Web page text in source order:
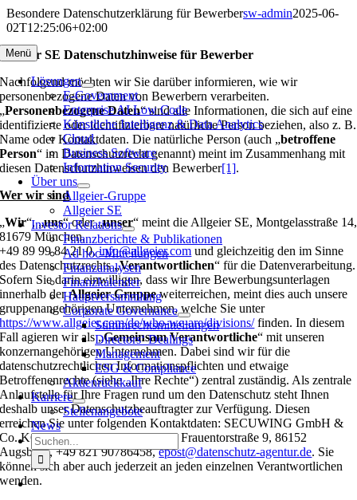
Zum
Inhalt
Menü
Lösungen
E-Government
Enterprise AI Low Code
Künstliche Intelligenz & Data Analytics
Cloud
Business Software
Information Security
Über uns
Allgeier-Gruppe
Allgeier SE
Investor Relations
Finanzberichte & Publikationen
Ad hoc-Mitteilungen
Finanzanalysen
Finanzkalender
Hauptversammlung
Corporate Governance
Stimmrechtsmitteilungen
Directors‘ Dealings
Management
ESG & Compliance
Aktienrückkauf
Karriere
Stellenangebote
News
Suche
nach:
Besondere Datenschutzerklärung für Bewerbersw-admin2025-06-
02T12:25:06+02:00
Allgeier SE Datenschutzhinweise für Bewerber
Nachfolgend möchten wir Sie darüber informieren, wie wir
personenbezogene Daten von Bewerbern verarbeiten.
„Personenbezogene Daten“ sind alle Informationen, die sich auf eine
identifizierte oder identifizierbare natürliche Person beziehen, also z. B.
Name oder Kontaktdaten. Die natürliche Person (auch „betroffene
Person“ im Datenschutzrecht genannt) meint im Zusammenhang mit
diesen Datenschutzhinweisen den Bewerber[1].
Wer wir sind
„Wir“, „uns“ oder „unser“ meint die Allgeier SE, Montgelasstraße 14,
81679 München,
+49 89 99 84 21 0,info@allgeier.com und gleichzeitig den im Sinne
des Datenschutzrechts „Verantwortlichen“ für die Datenverarbeitung.
Sofern Sie darin einwilligen, dass wir Ihre Bewerbungsunterlagen
innerhalb derAllgeier Gruppeweiterreichen, meint dies auch unsere
gruppenangehörigen Unternehmen, welche Sie unter
https://www.allgeier.com/de/who-we-are/divisions/finden. In diesem
Fall agieren wir als „Gemeinsam Verantwortliche“ mit unseren
konzernangehörigen Unternehmen. Dabei sind wir für die
datenschutzrechtlichen Informationspflichten und etwaige
Betroffenenrechte (siehe „Ihre Rechte“) zentral zuständig. Als zentrale
Anlaufstelle für Ihre Fragen rund um den Datenschutz steht Ihnen
deshalb unser Datenschutzbeauftragter zur Verfügung. Diesen
erreichen Sie unter folgenden Kontaktdaten: SECUWING GmbH &
Co. KG, Herr Maximilian Hartung, Frauentorstraße 9, 86152
Augsburg, +49 821 90786458,epost@datenschutz-agentur.de. Sie
können sich aber auch jederzeit an jeden einzelnen Verantwortlichen
wenden.